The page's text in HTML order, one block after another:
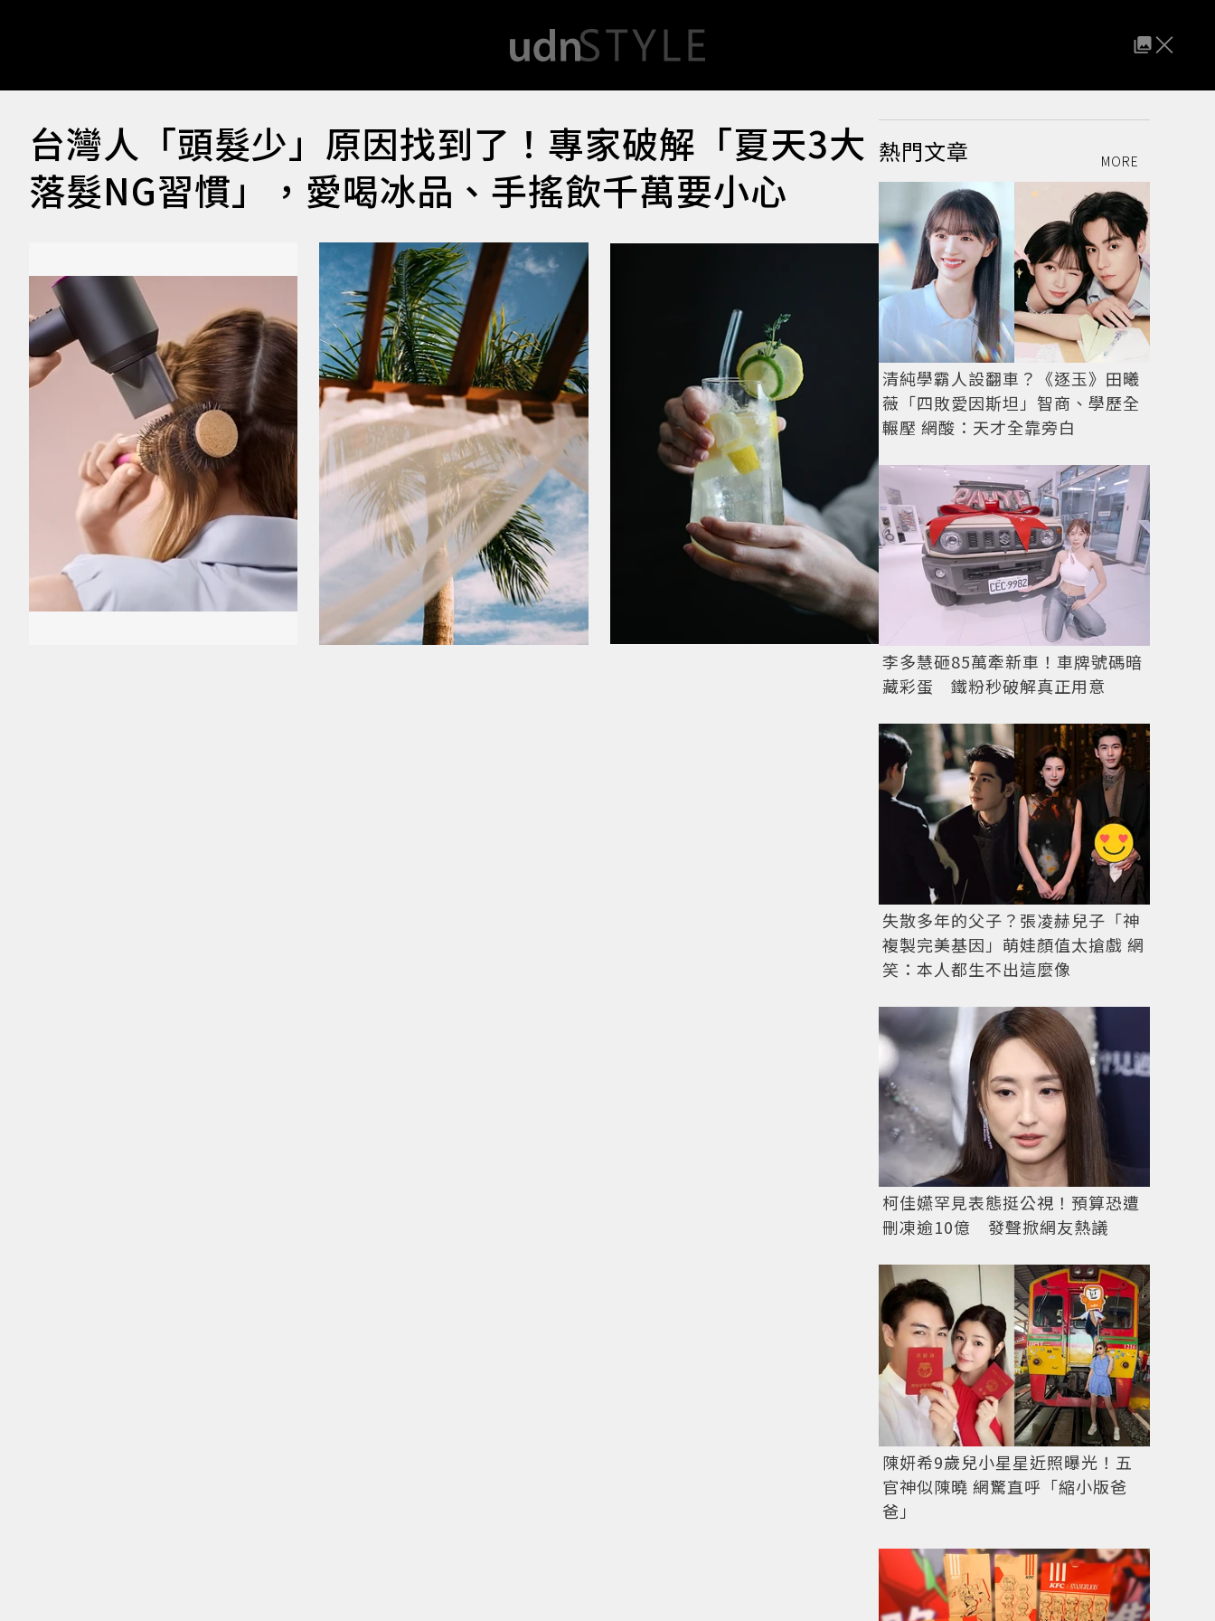
台灣人「頭髮少」原因找到了！專家破解「夏天3大
落髮NG習慣」，愛喝冰品、手搖飲千萬要小心
熱門文章 MORE
清純學霸人設翻車？《逐玉》田曦
薇「四敗愛因斯坦」智商、學歷全
輾壓 網酸：天才全靠旁白
李多慧砸85萬牽新車！車牌號碼暗
藏彩蛋 鐵粉秒破解真正用意
失散多年的父子？張凌赫兒子「神
複製完美基因」萌娃顏值太搶戲 網
笑：本人都生不出這麼像
柯佳嬿罕見表態挺公視！預算恐遭
刪凍逾10億 發聲掀網友熱議
陳妍希9歲兒小星星近照曝光！五
官神似陳曉 網驚直呼「縮小版爸
爸」